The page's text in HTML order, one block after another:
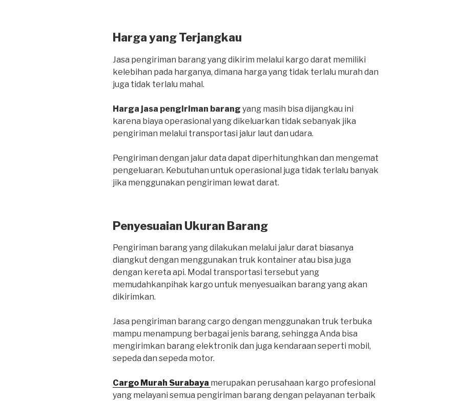
Harga yang Terjangkau
Jasa pengiriman barang yang dikirim melalui kargo darat memiliki
kelebihan pada harganya, dimana harga yang tidak terlalu murah dan
juga tidak terlalu mahal.
Harga jasa pengiriman barang yang masih bisa dijangkau ini
karena biaya operasional yang dikeluarkan tidak sebanyak jika
pengiriman melalui transportasi jalur laut dan udara.
Pengiriman dengan jalur data dapat diperhitunghkan dan mengemat
pengeluaran. Kebutuhan untuk operasional juga tidak terlalu banyak
jika menggunakan pengiriman lewat darat.
Penyesuaian Ukuran Barang
Pengiriman barang yang dilakukan melalui jalur darat biasanya
diangkut dengan menggunakan truk kontainer atau bisa juga
dengan kereta api. Modal transportasi tersebut yang
memudahkanpihak kargo untuk menyesuaikan barang yang akan
dikirimkan.
Jasa pengiriman barang cargo dengan menggunakan truk terbuka
mampu menampung berbagai jenis barang, sehingga Anda bisa
mengirimkan barang elektronik dan juga kendaraan seperti mobil,
sepeda dan sepeda motor.
Cargo Murah Surabaya merupakan perusahaan kargo profesional
yang melayani semua pengiriman barang dengan pelayanan terbaik